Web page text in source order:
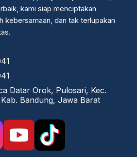
kami siap menciptakan
kebersamaan, dan tak terlupakan
Datar Orok, Pulosari, Kec.
Bandung, Jawa Barat